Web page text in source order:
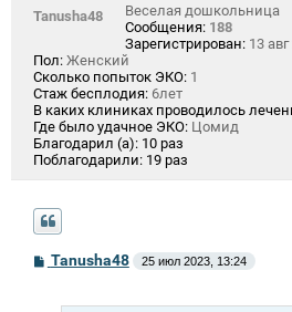
Tanusha48
Веселая дошкольница
Сообщения: 188
Зарегистрирован: 13
Пол: Женский
Сколько попыток ЭКО: 1
Стаж бесплодия: 6лет
В каких клиниках проводилось
Где было удачное ЭКО: Цомид
Благодарил (а): 10 раз
Поблагодарили: 19 раз
С
о
Tanusha48 25 июл 2023, 13:24